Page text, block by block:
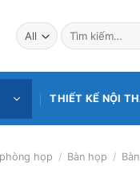
Tìm
kiếm:
THIẾT KẾ NỘI
họp / Bàn họp /